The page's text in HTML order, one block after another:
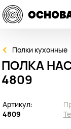
Полки кухонные
ПОЛКА
4809
Артикул:
4809